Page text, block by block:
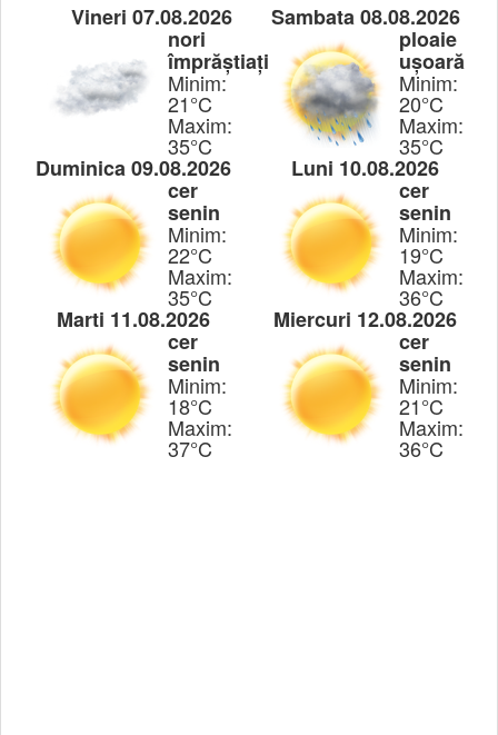
Vineri 07.08.2026
nori
împrăștiați
Minim:
21°C
Maxim:
35°C
Sambata 08.08.2026
ploaie
ușoară
Minim:
20°C
Maxim:
35°C
Duminica 09.08.2026
cer
senin
Minim:
22°C
Maxim:
35°C
Luni 10.08.2026
cer
senin
Minim:
19°C
Maxim:
36°C
Marti 11.08.2026
cer
senin
Minim:
18°C
Maxim:
37°C
Miercuri 12.08.2026
cer
senin
Minim:
21°C
Maxim:
36°C